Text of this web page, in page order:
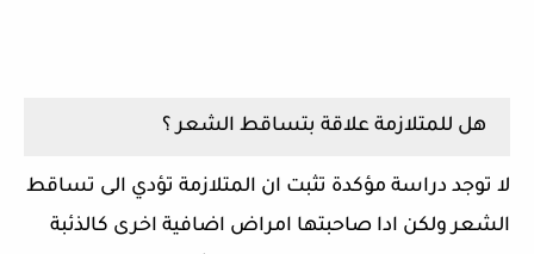
هل للمتلازمة علاقة بتساقط الشعر ؟
لا توجد دراسة مؤكدة تثبت ان المتلازمة تؤدي الى تساقط
الشعر ولكن ادا صاحبتها امراض اضافية اخرى كالذئبة